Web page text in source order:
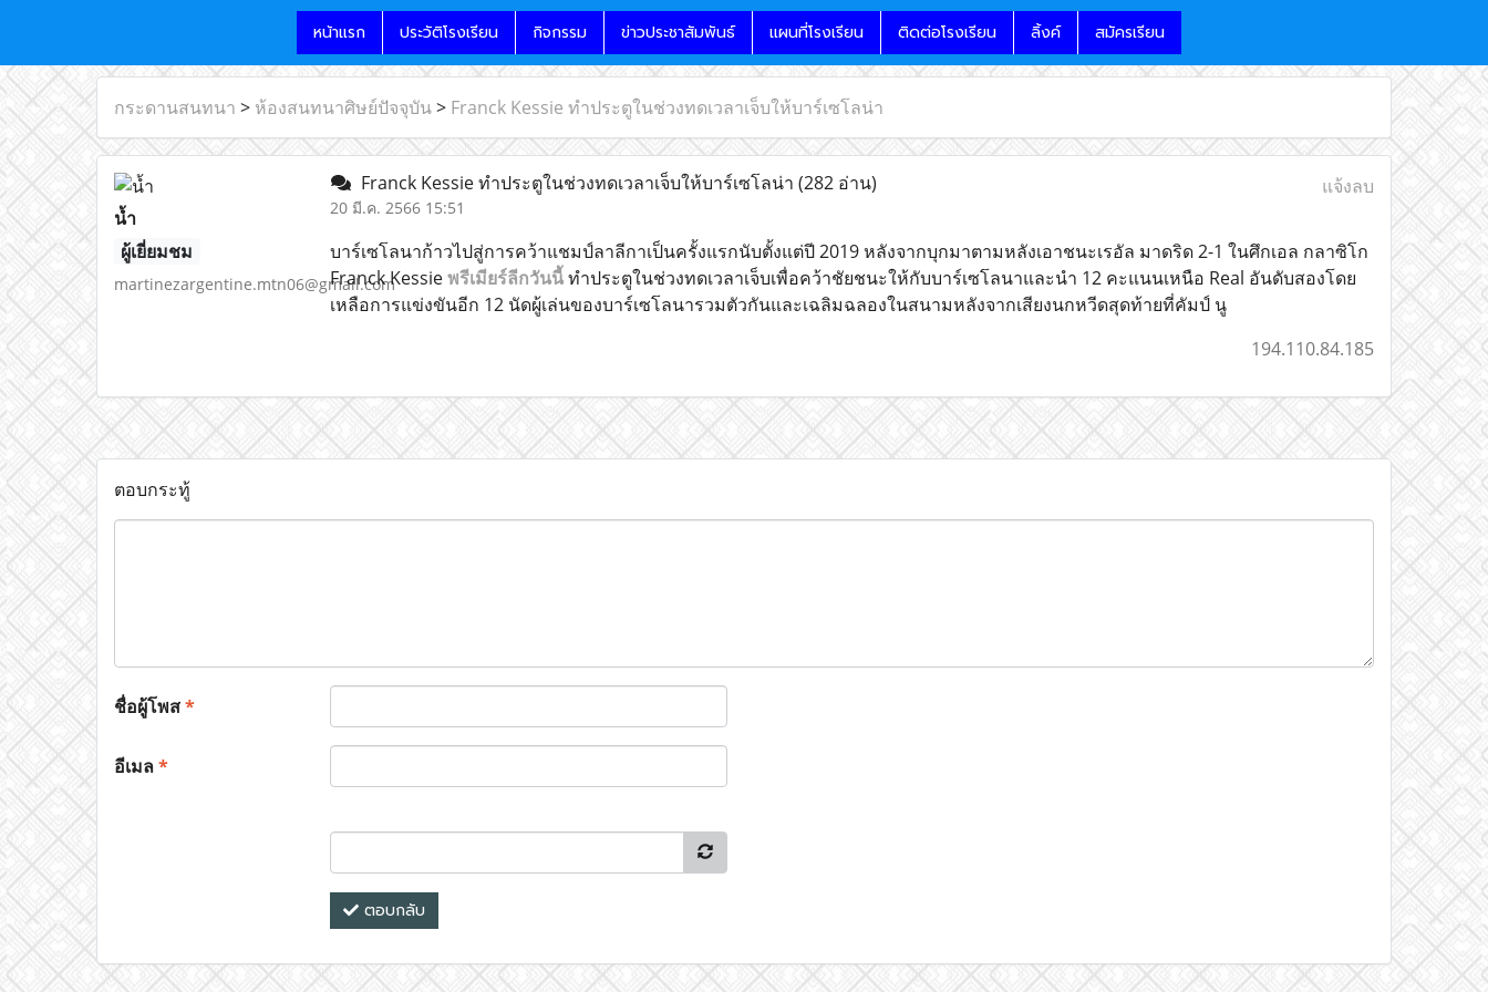
หน้าแรก ประวัติโรงเรียน กิจกรรม ข่าวประชาสัมพันธ์ แผนที่โรงเรียน ติดต่อโรงเรียน ลิ้งค์ สมัครเรียน
กระดานสนทนา > ห้องสนทนาศิษย์ปัจจุบัน> Franck Kessie ทำประตูในช่วงทดเวลาเจ็บให้บาร์เซโลน่า
น้ำ
ผู้เยี่ยมชม
martinezargentine.mtn06@gmail.com
Franck Kessie ทำประตูในช่วงทดเวลาเจ็บให้บาร์เซโลน่า (282 อ่าน)
20 มี.ค. 2566 15:51
แจ้งลบ
บาร์เซโลนาก้าวไปสู่การคว้าแชมป์ลาลีกาเป็นครั้งแรกนับตั้งแต่ปี 2019 หลังจากบุกมาตามหลังเอาชนะเรอัล มาดริด 2-1 ในศึกเอล กลาซิโก
Franck Kessieพรีเมียร์ลีกวันนี้ทำประตูในช่วงทดเวลาเจ็บเพื่อคว้าชัยชนะให้กับบาร์เซโลนาและนำ 12 คะแนนเหนือ Real อันดับสองโดย
เหลือการแข่งขันอีก 12 นัดผู้เล่นของบาร์เซโลนารวมตัวกันและเฉลิมฉลองในสนามหลังจากเสียงนกหวีดสุดท้ายที่คัมป์ นู
194.110.84.185
ตอบกระทู้
ชื่อผู้โพส*
อีเมล*
ตอบกลับ